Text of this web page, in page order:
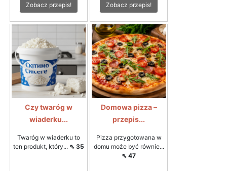
Zobacz przepis! Zobacz przepis!
Czy twaróg w
wiaderku...
Twaróg w wiaderku to
ten produkt, który... ⇖ 35
Domowa pizza –
przepis...
Pizza przygotowana w
domu może być równie...
⇖ 47